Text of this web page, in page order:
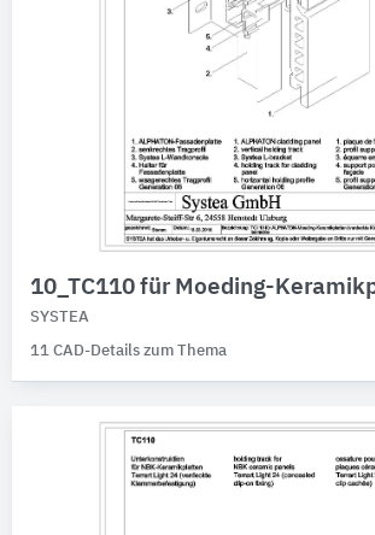
10_TC110 für Moeding-
SYSTEA
11 CAD-Details zum Thema